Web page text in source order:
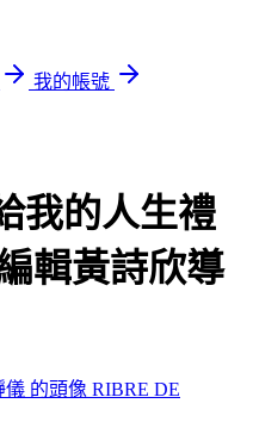
我的帳號
我的人生禮
輯黃詩欣導
RIBRE DE